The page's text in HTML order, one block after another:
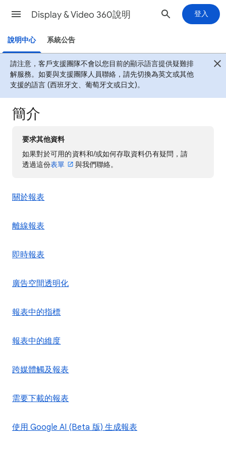
Display & Video 360說明 登入
說明中心 系統公告
請注意，客戶支援團隊不會以您目前的顯示語言提供疑難排
解服務。如要與支援團隊人員聯絡，請先切換為英文或其他
支援的語言 (西班牙文、葡萄牙文或日文)。
簡介
要求其他資料
如果對於可用的資料和/或如何存取資料仍有疑問，請
透過這份表單 與我們聯絡。
關於報表
離線報表
即時報表
廣告空間透明化
報表中的指標
報表中的維度
跨媒體觸及報表
需要下載的報表
使用 Google AI (Beta 版) 生成報表